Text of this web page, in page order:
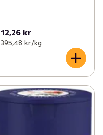
12,26 kr
395,48 kr /kg